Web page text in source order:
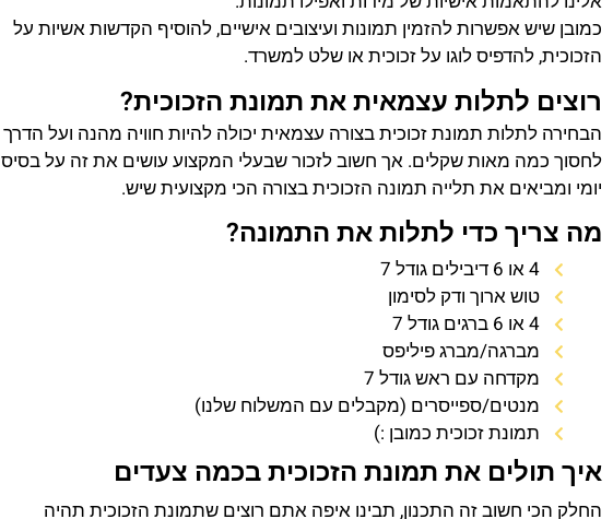
כמובן שיש אפשרות להזמין תמונות ועיצובים אישיים, להוסיף הקדשות אשיות על
הזכוכית, להדפיס לוגו על זכוכית או שלט למשרד.
רוצים לתלות עצמאית את תמונת הזכוכית?
הבחירה לתלות תמונת זכוכית בצורה עצמאית יכולה להיות חוויה מהנה ועל הדרך
לחסוך כמה מאות שקלים. אך חשוב לזכור שבעלי המקצוע עושים את זה על בסיס
יומי ומביאים את תלייה תמונה הזכוכית בצורה הכי מקצועית שיש.
מה צריך כדי לתלות את התמונה?
4 או 6 דיבילים גודל 7
טוש ארוך ודק לסימון
4 או 6 ברגים גודל 7
מברגה/מברג פיליפס
מקדחה עם ראש גודל 7
מנטים/ספייסרים (מקבלים עם המשלוח שלנו)
תמונת זכוכית כמובן :)
איך תולים את תמונת הזכוכית בכמה צעדים
החלק הכי חשוב זה התכנון, תבינו איפה אתם רוצים שתמונת הזכוכית תהיה